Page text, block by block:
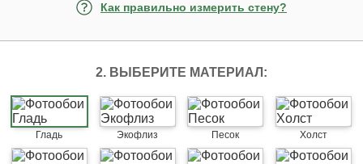
Как правильно измерить стену?
2. ВЫБЕРИТЕ МАТЕРИАЛ:
Гладь Экофлиз Песок Холст